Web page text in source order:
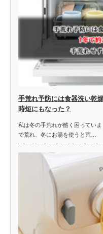
手荒れ予防には食器洗い乾
時短にもなった？
私は冬の手荒れが酷く困ってい
で荒れ、冬にお湯を使うと荒…